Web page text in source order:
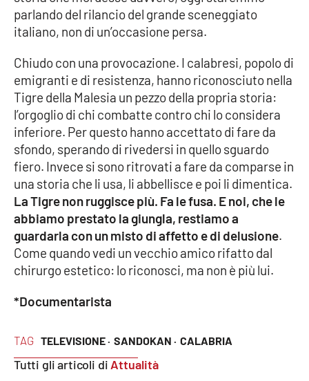
Ilreggino.it
Cosenzachannel.it
Ilvibonese.it
Catanzarochannel.it
APP
Android
TAG TELEVISIONE · SANDOKAN · CALABRIA
Tutti gli articoli di Attualità
parlando del rilancio del grande sceneggiato
italiano, non di un’occasione persa.
Chiudo con una provocazione. I calabresi, popolo di
emigranti e di resistenza, hanno riconosciuto nella
Tigre della Malesia un pezzo della propria storia:
l’orgoglio di chi combatte contro chi lo considera
inferiore. Per questo hanno accettato di fare da
sfondo, sperando di rivedersi in quello sguardo
fiero. Invece si sono ritrovati a fare da comparse in
una storia che li usa, li abbellisce e poi li dimentica.
La Tigre non ruggisce più. Fa le fusa. E noi, che le
abbiamo prestato la giungla, restiamo a
guardarla con un misto di affetto e di delusione.
Come quando vedi un vecchio amico rifatto dal
chirurgo estetico: lo riconosci, ma non è più lui.
*Documentarista